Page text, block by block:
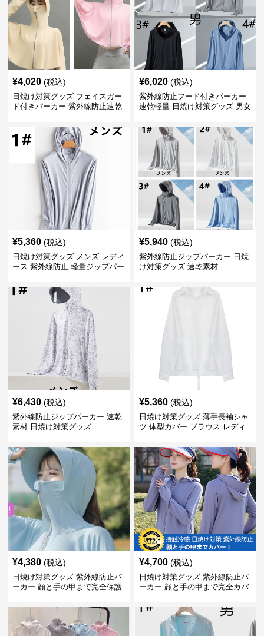
¥4,020 (税込)
日焼け対策グッズ フェイスガー
ド付きパーカー 紫外線防止速乾
¥6,020 (税込)
紫外線防止フード付きパーカー
速乾軽量 日焼け対策グッズ 男女
¥5,360 (税込)
日焼け対策グッズ メンズ レディ
ース 紫外線防止 軽量ジップパー
¥5,940 (税込)
紫外線防止ジップパーカー 日焼
け対策グッズ 速乾素材
¥6,430 (税込)
紫外線防止ジップパーカー 速乾
素材 日焼け対策グッズ
¥5,360 (税込)
日焼け対策グッズ 薄手長袖シャ
ツ 体型カバー ブラウス レディ
¥4,380 (税込)
日焼け対策グッズ 紫外線防止パ
ーカー 顔と手の甲まで完全保護
¥4,700 (税込)
日焼け対策グッズ 紫外線防止パ
ーカー 顔と手の甲まで完全カバ